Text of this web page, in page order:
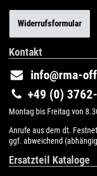
Widerrufsformular
Kontakt
info@rma-
+49 (0)
Montag bis Freitag von
Anrufe aus dem dt.
ggf. abweichend
Ersatzteil Kataloge